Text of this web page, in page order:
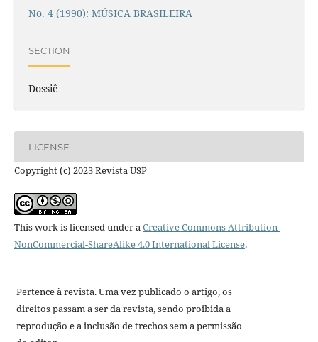
No. 4 (1990): MÚSICA BRASILEIRA
SECTION
Dossiê
LICENSE
Copyright (c) 2023 Revista USP
This work is licensed under aCreative Commons Attribution-
NonCommercial-ShareAlike 4.0 International License.
Pertence à revista. Uma vez publicado o artigo, os
direitos passam a ser da revista, sendo proibida a
reprodução e a inclusão de trechos sem a permissão